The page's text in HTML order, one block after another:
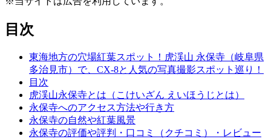
目次
東海地方の穴場紅葉スポット！虎渓山 永保寺（岐阜県
多治見市）で、CX-8と人気の写真撮影スポット巡り！
目次
虎渓山永保寺とは（こけいざん えいほうじとは）
永保寺へのアクセス方法や行き方
永保寺の自然や紅葉風景
永保寺の評価や評判・口コミ（クチコミ）・レビュー